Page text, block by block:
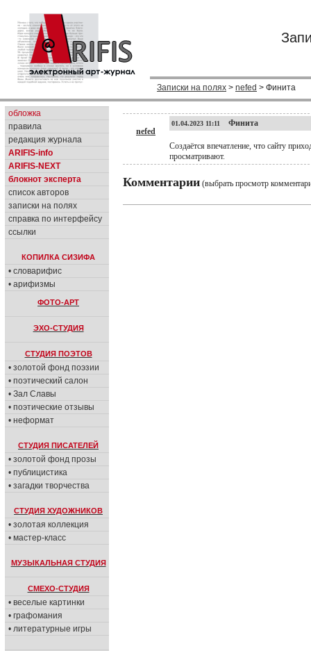
Записки на полях > nefed > Финита
обложка
правила
редакция журнала
ARIFIS-info
ARIFIS-NEXT
блокнот эксперта
список авторов
записки на полях
справка по интерфейсу
ссылки
КОПИЛКА СИЗИФА
• словарифис
• арифизмы
ФОТО-АРТ
ЭХО-СТУДИЯ
СТУДИЯ ПОЭТОВ
• золотой фонд поэзии
• поэтический салон
• Зал Славы
• поэтические отзывы
• неформат
СТУДИЯ ПИСАТЕЛЕЙ
• золотой фонд прозы
• публицистика
• загадки творчества
СТУДИЯ ХУДОЖНИКОВ
• золотая коллекция
• мастер-класс
МУЗЫКАЛЬНАЯ СТУДИЯ
СМЕХО-СТУДИЯ
• веселые картинки
• графомания
• литературные игры
nefed
01.04.2023 11:11 Финита
Создаётся впечатление, что сайту
просматривают.
Комментарии (выбрать просмотр